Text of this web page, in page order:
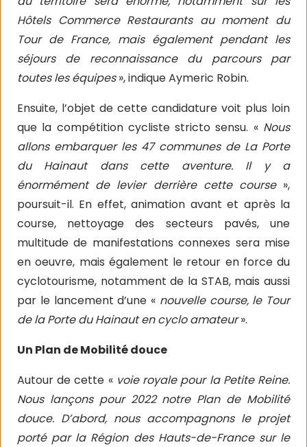
Hôtels Commerce Restaurants au moment du
Tour de France, mais également pendant les
séjours de reconnaissance du parcours par
toutes les équipes», indique Aymeric Robin.
Ensuite, l’objet de cette candidature voit plus loin
que la compétition cycliste stricto sensu. « Nous
allons embarquer les 47 communes de La Porte
du Hainaut dans cette aventure. Il y a
énormément de levier derrière cette course »,
poursuit-il. En effet, animation avant et après la
course, nettoyage des secteurs pavés, une
multitude de manifestations connexes sera mise
en oeuvre, mais également le retour en force du
cyclotourisme, notamment de la STAB, mais aussi
par le lancement d’une « nouvelle course, le Tour
de la Porte du Hainaut en cyclo amateur».
Un Plan de Mobilité douce
Autour de cette « voie royale pour la Petite Reine.
Nous lançons pour 2022 notre Plan de Mobilité
douce. D’abord, nous accompagnons le projet
porté par la Région des Hauts-de-France sur le